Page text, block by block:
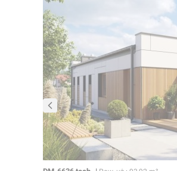
Kod Powierzchnia użytkowa